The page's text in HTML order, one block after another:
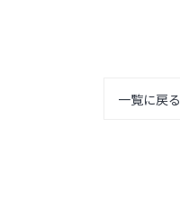
一覧に戻る